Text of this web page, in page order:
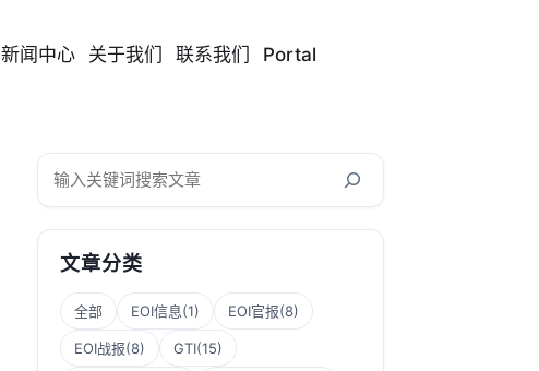
新闻中心 关于我们 联系我们 Portal
搜
文章分类
全部 EOI信息(1) EOI官报(8)
EOI战报(8) GTI(15)